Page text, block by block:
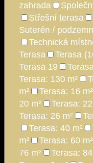
zahrada
Střešní terasa
Suterén /
Technická
Terasa
Terasa
Terasa 19
Terasa: 130 m²
m²
Terasa: 16 m²
20 m²
Terasa:
Terasa: 26 m²
Terasa: 40 m²
m²
Terasa: 60 m²
76 m²
Terasa: